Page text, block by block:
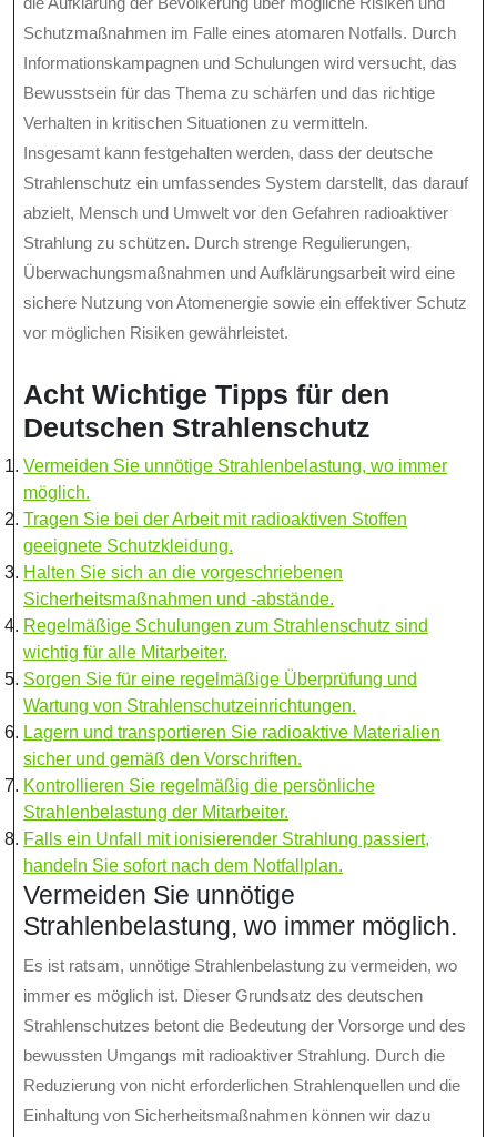
Schutzmaßnahmen im Falle eines atomaren Notfalls. Durch
Informationskampagnen und Schulungen wird versucht, das
Bewusstsein für das Thema zu schärfen und das richtige
Verhalten in kritischen Situationen zu vermitteln.
Insgesamt kann festgehalten werden, dass der deutsche
Strahlenschutz ein umfassendes System darstellt, das darauf
abzielt, Mensch und Umwelt vor den Gefahren radioaktiver
Strahlung zu schützen. Durch strenge Regulierungen,
Überwachungsmaßnahmen und Aufklärungsarbeit wird eine
sichere Nutzung von Atomenergie sowie ein effektiver Schutz
vor möglichen Risiken gewährleistet.
Acht Wichtige Tipps für den
Deutschen Strahlenschutz
Vermeiden Sie unnötige Strahlenbelastung, wo immer
möglich.
Tragen Sie bei der Arbeit mit radioaktiven Stoffen
geeignete Schutzkleidung.
Halten Sie sich an die vorgeschriebenen
Sicherheitsmaßnahmen und -abstände.
Regelmäßige Schulungen zum Strahlenschutz sind
wichtig für alle Mitarbeiter.
Sorgen Sie für eine regelmäßige Überprüfung und
Wartung von Strahlenschutzeinrichtungen.
Lagern und transportieren Sie radioaktive Materialien
sicher und gemäß den Vorschriften.
Kontrollieren Sie regelmäßig die persönliche
Strahlenbelastung der Mitarbeiter.
Falls ein Unfall mit ionisierender Strahlung passiert,
handeln Sie sofort nach dem Notfallplan.
Vermeiden Sie unnötige
Strahlenbelastung, wo immer möglich.
Es ist ratsam, unnötige Strahlenbelastung zu vermeiden, wo
immer es möglich ist. Dieser Grundsatz des deutschen
Strahlenschutzes betont die Bedeutung der Vorsorge und des
bewussten Umgangs mit radioaktiver Strahlung. Durch die
Reduzierung von nicht erforderlichen Strahlenquellen und die
Einhaltung von Sicherheitsmaßnahmen können wir dazu